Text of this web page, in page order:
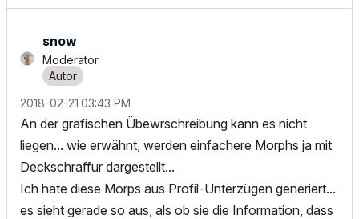
snow
Moderator
‎2018-02-21 03:43 PM
An der grafischen Übewrschreibung kann es nicht
liegen... wie erwähnt, werden einfachere Morphs ja mit
Deckschraffur dargestellt...
Ich hate diese Morps aus Profil-Unterzügen generiert...
es sieht gerade so aus, als ob sie die Information, dass